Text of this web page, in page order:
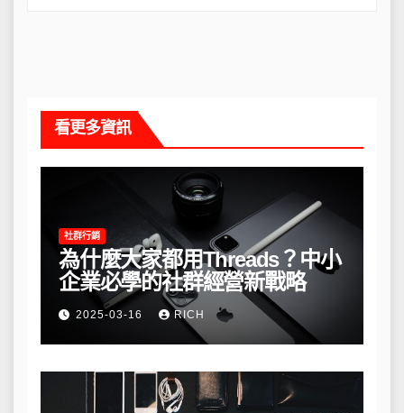
看更多資訊
社群行銷
為什麼大家都用Threads？中小
企業必學的社群經營新戰略
2025-03-16 RICH